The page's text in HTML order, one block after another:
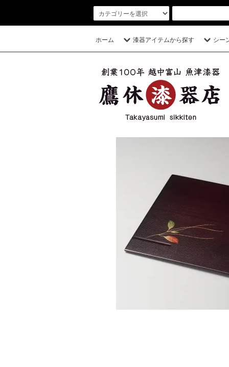
ホーム 漆器アイテムから探す シー